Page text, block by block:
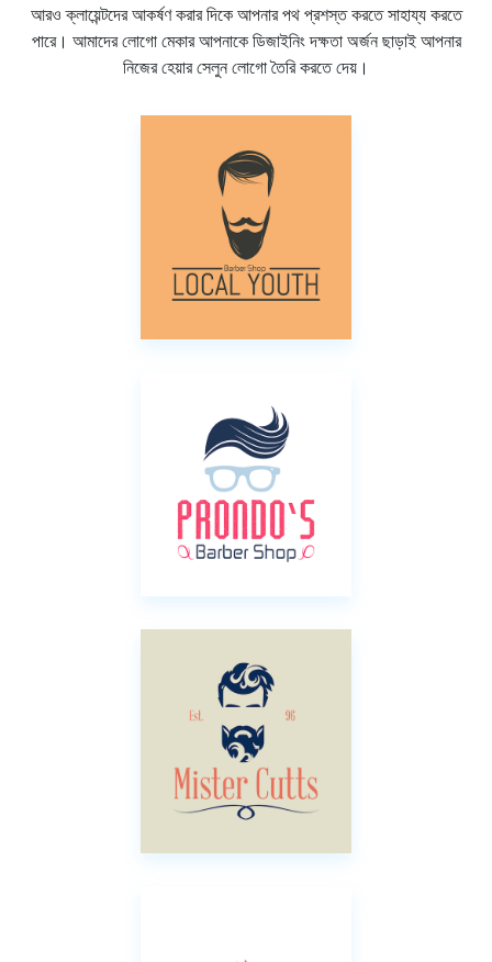
আরও ক্লায়েন্টদের আকর্ষণ করার দিকে আপনার পথ প্রশস্ত করতে সাহায্য করতে
পারে। আমাদের লোগো মেকার আপনাকে ডিজাইনিং দক্ষতা অর্জন ছাড়াই আপনার
নিজের হেয়ার সেলুন লোগো তৈরি করতে দেয়।